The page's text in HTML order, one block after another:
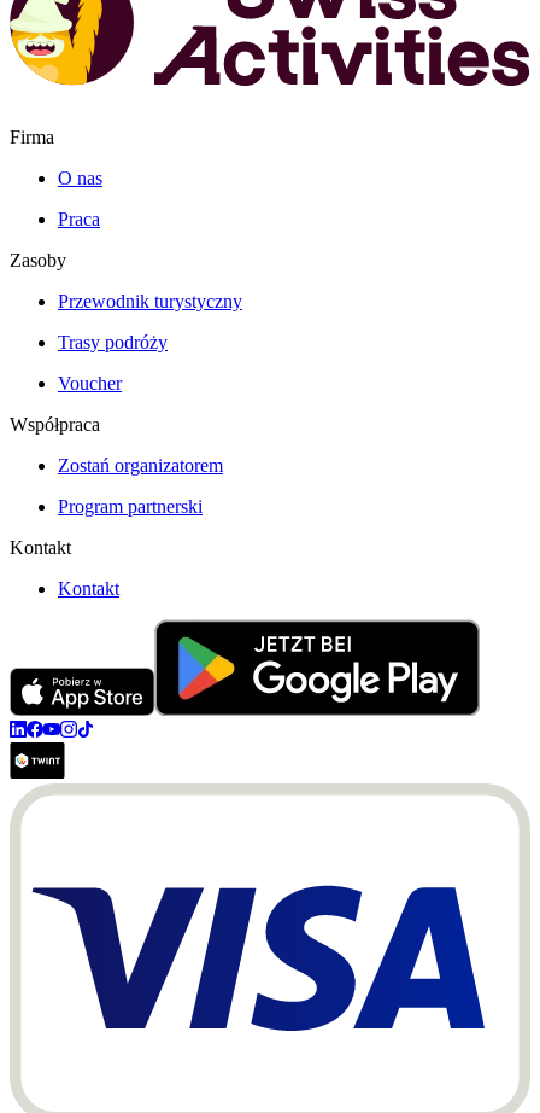
Firma
O nas
Praca
Zasoby
Przewodnik turystyczny
Trasy podróży
Voucher
Współpraca
Zostań organizatorem
Program partnerski
Kontakt
Kontakt